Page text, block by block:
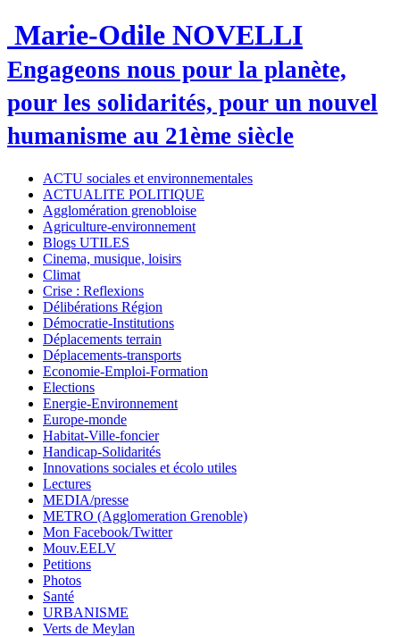
Marie-Odile NOVELLI
Engageons nous pour la planète,
pour les solidarités, pour un nouvel
humanisme au 21ème siècle
ACTU sociales et environnementales
ACTUALITE POLITIQUE
Agglomération grenobloise
Agriculture-environnement
Blogs UTILES
Cinema, musique, loisirs
Climat
Crise : Reflexions
Délibérations Région
Démocratie-Institutions
Déplacements terrain
Déplacements-transports
Economie-Emploi-Formation
Elections
Energie-Environnement
Europe-monde
Habitat-Ville-foncier
Handicap-Solidarités
Innovations sociales et écolo utiles
Lectures
MEDIA/presse
METRO (Agglomeration Grenoble)
Mon Facebook/Twitter
Mouv.EELV
Petitions
Photos
Santé
URBANISME
Verts de Meylan